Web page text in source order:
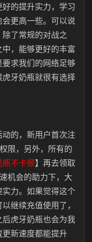
的提升实力，学习
更高一些。可以说
了常规的对战之
，能够更好的丰富
求我们的网络足够
牙奶瓶就很有选择
的，新用户首次注
限，另外，所有的
瓶不卡顿】再去领取
机会的助力下，大
力。如果觉得这个
继续充值使用了，
虎牙奶瓶也会为我
新速度都能提升